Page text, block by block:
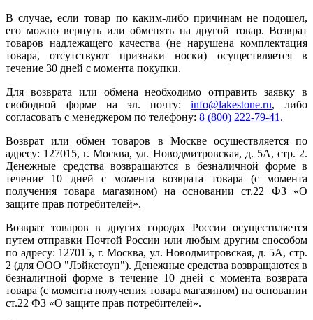
В случае, если товар по каким-либо причинам не подошел,
его можно вернуть или обменять на другой товар. Возврат
товаров надлежащего качества (не нарушена комплектация
товара, отсутствуют признаки носки) осуществляется в
течение 30 дней с момента покупки.
Для возврата или обмена необходимо отправить заявку в
свободной форме на эл. почту: info@lakestone.ru, либо
согласовать с менеджером по телефону: 8 (800) 222-79-41 .
Возврат или обмен товаров в Москве осуществляется по
адресу: 127015, г. Москва, ул. Новодмитровская, д. 5А, стр. 2.
Денежные средства возвращаются в безналичной форме в
течение 10 дней с момента возврата товара (с момента
получения товара магазином) на основании ст.22 ФЗ «О
защите прав потребителей».
Возврат товаров в других городах России осуществляется
путем отправки Почтой России или любым другим способом
по адресу: 127015, г. Москва, ул. Новодмитровская, д. 5А, стр.
2 (для ООО "Лэйкстоун"). Денежные средства возвращаются в
безналичной форме в течение 10 дней с момента возврата
товара (с момента получения товара магазином) на основании
ст.22 ФЗ «О защите прав потребителей».